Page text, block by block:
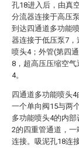
孔18进入后，由真
分流器连接于高压
到达四通道多功能
器连接于低压泵7
喷头4；外管(第四
8，超高压压缩空
4。
四通道多功能喷头
一个单向阀15与两
多功能喷头4的内
2的四重管通道，
连接。吸泥孔18连